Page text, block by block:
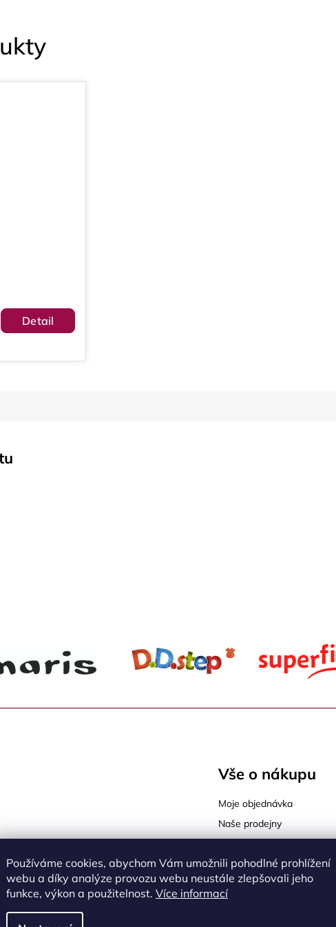
Používáme cookies, abychom Vám umožnili pohodlné prohlížení
webu a díky analýze provozu webu neustále zlepšovali jeho
funkce, výkon a použitelnost. Více informací
Detail
Újezd nad Lesy Praha 9
Vše o nákupu
Moje objednávka
Naše prodejny
Jak vybrat správnou velikost
Jak vybrat správnou obuv